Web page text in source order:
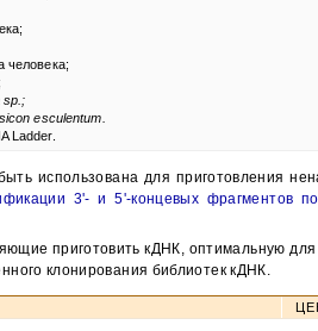
человека;
sp.;
esculentum.
Ladder.
использована для приготовления
3'- и 5'-концевых фрагментов
приготовить кДНК, оптимальную
клонирования библиотек кДНК.